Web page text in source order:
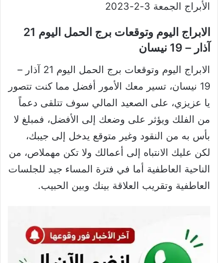
الأبراج الجمعة 3-2-2023
الابراج اليوم وتوقعات برج الحمل اليوم 21
آذار – 19 نيسان
الابراج اليوم وتوقعات برج الحمل اليوم 21 آذار –
19 نيسان، تسير معك الأمور أفضل مما كنت تتصور
يا عزيزي، على الصعيد المالي سوف تتلقى دعماً
من الفلك ويؤثر على وضعك إلى الأفضل، فمبلغ لا
بأس به من النقود وغير متوقع يدخل إلى جيبك،
لكن عليك الانتباه إلى أعمالك ولا تكن مهملاص، من
الناحية العاطفية أما في فترة المساء جيد للجلسات
العاطفية وتقريب العلاقة بينك وبين الحبيب.